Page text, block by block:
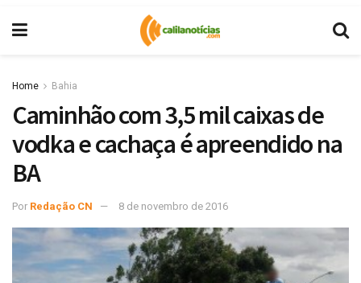
Home Bahia
Caminhão com 3,5 mil caixas de
vodka e cachaça é apreendido na
BA
Por Redação CN 8 de novembro de 2016